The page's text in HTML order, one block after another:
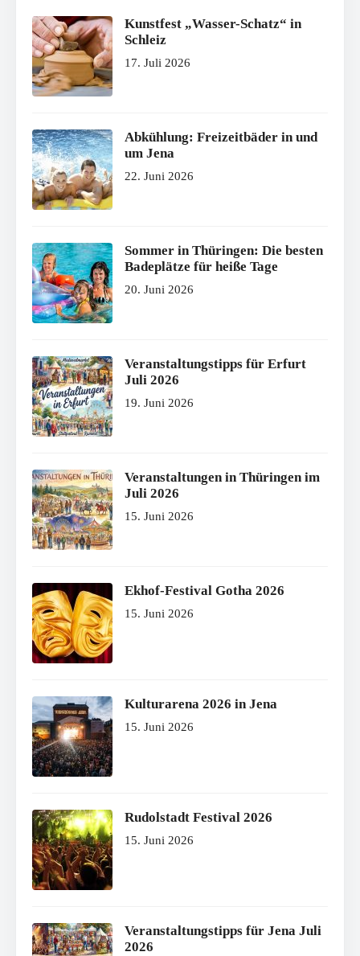
Kunstfest „Wasser-Schatz“ in
Schleiz
17. Juli 2026
Abkühlung: Freizeitbäder in und
um Jena
22. Juni 2026
Sommer in Thüringen: Die besten
Badeplätze für heiße Tage
20. Juni 2026
Veranstaltungstipps für Erfurt
Juli 2026
19. Juni 2026
Veranstaltungen in Thüringen im
Juli 2026
15. Juni 2026
Ekhof-Festival Gotha 2026
15. Juni 2026
Kulturarena 2026 in Jena
15. Juni 2026
Rudolstadt Festival 2026
15. Juni 2026
Veranstaltungstipps für Jena Juli
2026